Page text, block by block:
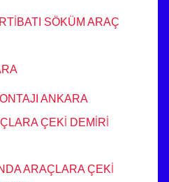
SÖKÜM ARAÇ
ANKARA
ÇEKİ DEMİRİ
ARAÇLARA ÇEKİ